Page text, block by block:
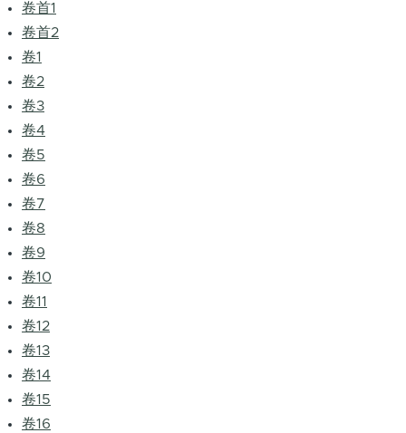
卷首1
卷首2
卷1
卷2
卷3
卷4
卷5
卷6
卷7
卷8
卷9
卷10
卷11
卷12
卷13
卷14
卷15
卷16